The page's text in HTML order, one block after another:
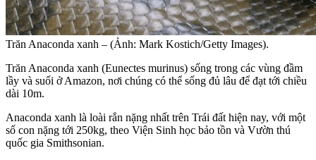
Trăn Anaconda xanh – (Ảnh: Mark Kostich/Getty Images).
Trăn Anaconda xanh (Eunectes murinus) sống trong các vùng đầm
lầy và suối ở Amazon, nơi chúng có thể sống đủ lâu để đạt tới chiều
dài 10m.
Anaconda xanh là loài rắn nặng nhất trên Trái đất hiện nay, với một
số con nặng tới 250kg, theo Viện Sinh học bảo tồn và Vườn thú
quốc gia Smithsonian.